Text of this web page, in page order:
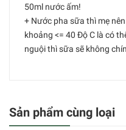
50ml nước ấm!
+ Nước pha sữa thì mẹ
khoảng <= 40 Độ C là có
nguội thì sữa sẽ không
Sản phẩm cùng loại